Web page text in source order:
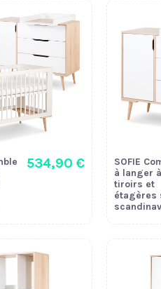
534,90 €
SOFIE
à langer à
tiroirs et
étagères